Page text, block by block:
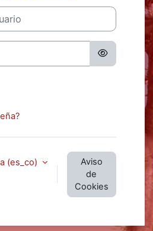
‎(es_co)‎
Aviso
de
Cookies